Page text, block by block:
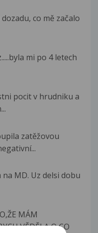
co mě začalo
mi po 4 letech
pocit v hrudniku a
zatěžovou
MD. Uz delsi dobu
MÁM
VĚDĚLA,O CO